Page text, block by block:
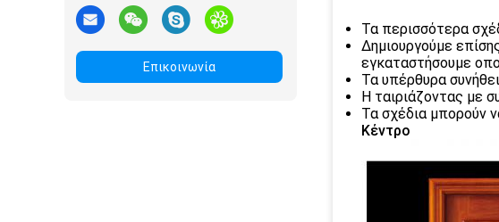
Επικοινωνία
Τα περισσότερα
Δημιουργούμε
εγκαταστήσουμε
Τα υπέρθυρα
Η ταιριάζοντας με
Τα σχέδια μπορούν
Κέντρο